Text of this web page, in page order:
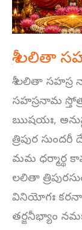
శ్రీ లలితా
శ్రీ లలితా సహస్ర
సహస్రనామ
ఋషయః,
త్రిపుర సుందరీ
మమ ధర్మార్థ కామ
లలితా
వినియోగః
తర్జనీభ్యాం